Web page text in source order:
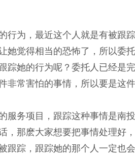
行为，最近这个人就是有被跟
她觉得相当的恐怖了，所以
踪她的行为呢？委托人已经是
非常害怕的事情，所以要是这
服务项目，跟踪这种事情是
，那麽大家想要把事情处理好
跟踪，跟踪她的那个人一定也